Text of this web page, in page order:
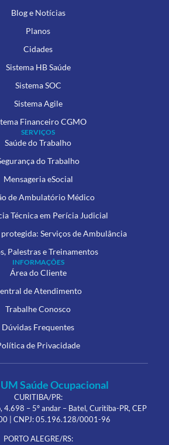
Blog e Notícias
Planos
Cidades
Sistema HB Saúde
Sistema SOC
Sistema Agile
Financeiro CGMO
SERVIÇOS
Saúde do Trabalho
do Trabalho
Mensageria eSocial
de Ambulatório Médico
Técnica em Perícia Judicial
protegida: Serviços de Ambulância
Palestras e Treinamentos
INFORMAÇÕES
Área do Cliente
de Atendimento
Trabalhe Conosco
Dúvidas Frequentes
de Privacidade
Saúde Ocupacional
CURITIBA/PR:
4.698 – 5º andar – Batel, Curitiba-PR, CEP
| CNPJ: 05.196.128/0001-96
PORTO ALEGRE/RS: